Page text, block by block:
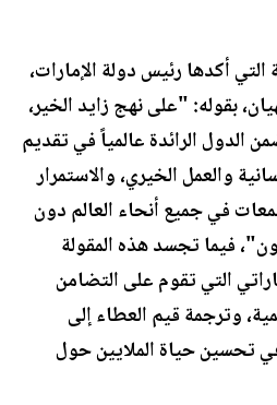
أكدها رئيس دولة الإمارات،
بقوله: "على نهج زايد الخير،
الدول الرائدة عالمياً في تقديم
والعمل الخيري، والاستمرار
في جميع أنحاء العالم دون
فيما تجسد هذه المقولة
التي تقوم على التضامن
وترجمة قيم العطاء إلى
تحسين حياة الملايين حول